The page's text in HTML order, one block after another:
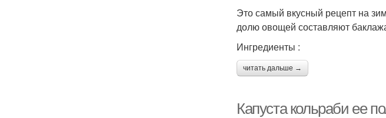
Это самый вкусный рецепт на
долю овощей составляют
Ингредиенты :
читать дальше →
Капуста кольраби ее